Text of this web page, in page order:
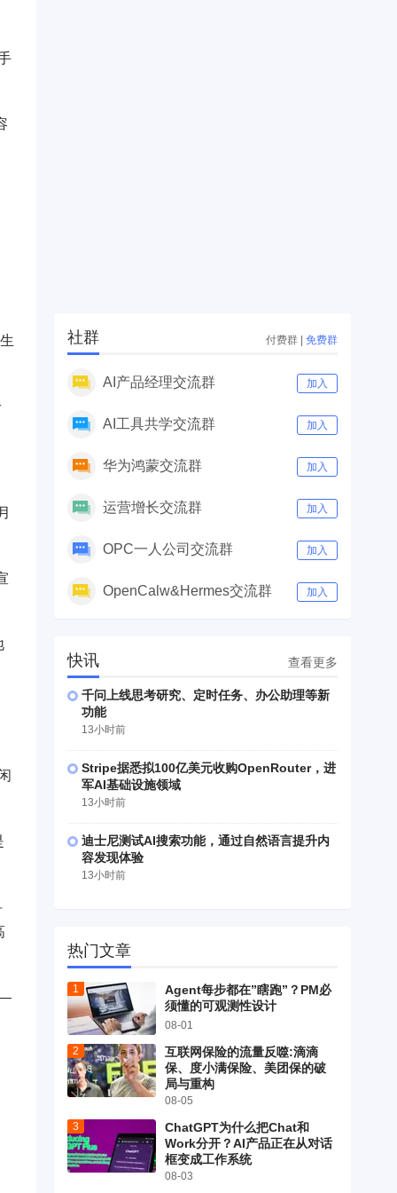
社群 付费群 | 免费群
AI产品经理交流群 加入
AI工具共学交流群 加入
华为鸿蒙交流群 加入
运营增长交流群 加入
OPC一人公司交流群 加入
OpenCalw&Hermes交流群 加入
快讯 查看更多
千问上线思考研究、定时任务、办公助理等新
功能
13小时前
Stripe据悉拟100亿美元收购OpenRouter，进
军AI基础设施领域
13小时前
迪士尼测试AI搜索功能，通过自然语言提升内
容发现体验
13小时前
热门文章
Agent每步都在”瞎跑”？PM必
须懂的可观测性设计
08-01
互联网保险的流量反噬:滴滴
保、度小满保险、美团保的破
局与重构
08-05
ChatGPT为什么把Chat和
Work分开？AI产品正在从对话
框变成工作系统
08-03